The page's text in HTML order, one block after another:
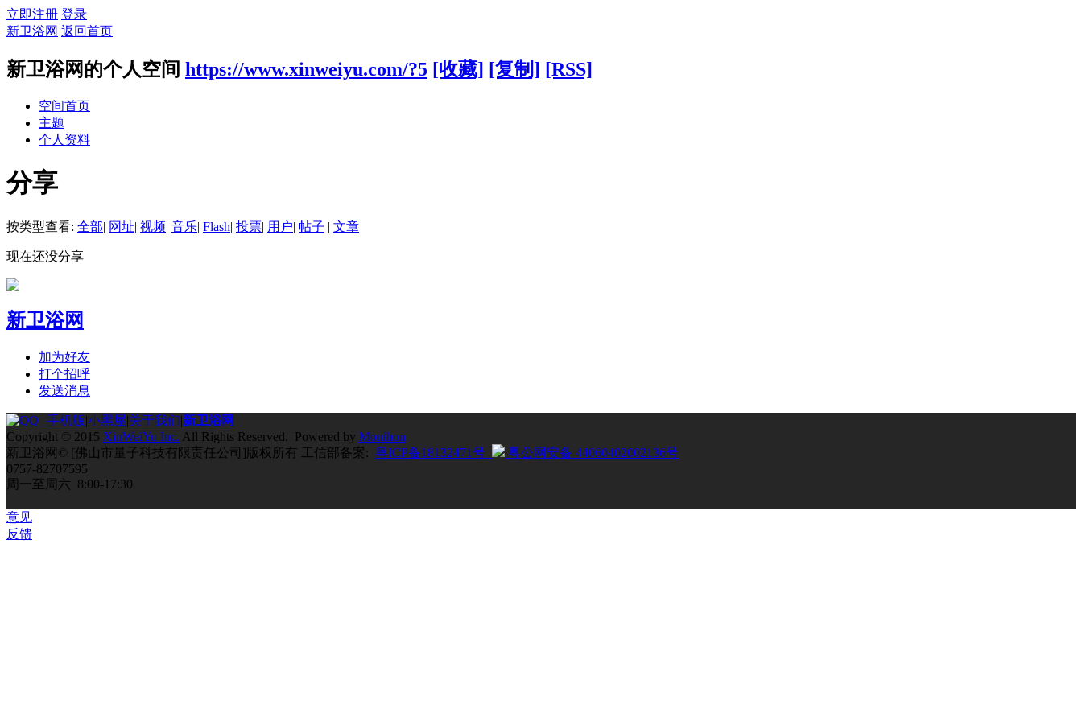
立即注册 登录
新卫浴网 返回首页
新卫浴网的个人空间 https://www.xinweiyu.com/?5 [收藏] [复制] [RSS]
空间首页
主题
个人资料
分享
按类型查看: 全部| 网址| 视频| 音乐| Flash| 投票| 用户| 帖子 | 文章
现在还没分享
新卫浴网
加为好友
打个招呼
发送消息
手机版|小黑屋|关于我们|新卫浴网
Copyright © 2015 XinWeiYu Inc. All Rights Reserved. Powered by Monihon
新卫浴网© [佛山市量子科技有限责任公司]版权所有 工信部备案: 粤ICP备18132471号
粤公网安备 44060402002136号
0757-82707595
周一至周六 8:00-17:30
意见
反馈